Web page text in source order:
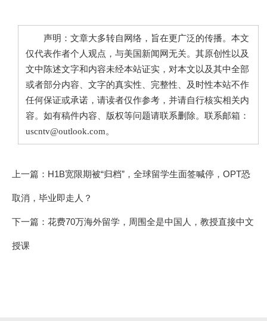
声明：文章大多转自网络，旨在更广泛的传播。本文
仅代表作者个人观点，与美国新闻网无关。其原创性以及
文中陈述文字和内容未经本站证实，对本文以及其中全部
或者部分内容、文字的真实性、完整性、及时性本站不作
任何保证或承诺，请读者仅作参考，并请自行核实相关内
容。如有稿件内容、版权等问题请联系删除。联系邮箱：
uscntv@outlook.com。
上一篇： H1B宽限期被“归档”，全球留学生面签喊停，OPT恐
取消，毕业即走人？
下一篇： 花费70万海外留学，周围全是中国人，教授直接中文
授课